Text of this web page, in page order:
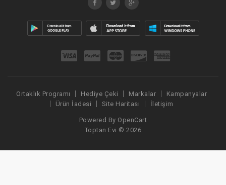
Ortaklık Programı Hediye Çeki Markalar
Kampanyalar
Ürün İadesi
Site Haritası İletişim
Powered By OpenCart
Toptan Evi © 2026